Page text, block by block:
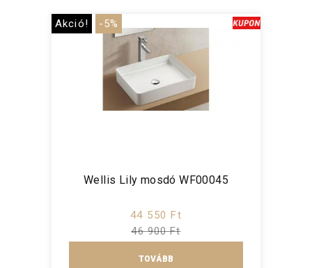
Akció! -5%
Wellis Lily mosdó WF00045
44 550 Ft
46 900 Ft
TOVÁBB